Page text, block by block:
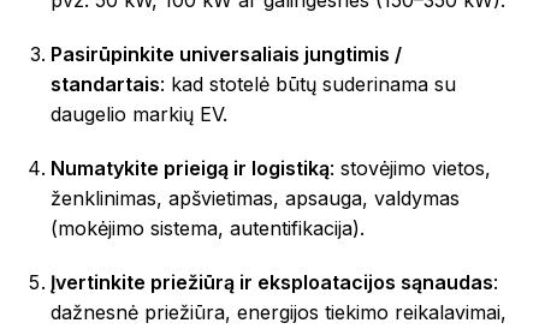
Pasirūpinkite universaliais jungtimis /
standartais: kad stotelė būtų suderinama su
daugelio markių EV.
Numatykite prieigą ir logistiką: stovėjimo vietos,
ženklinimas, apšvietimas, apsauga, valdymas
(mokėjimo sistema, autentifikacija).
Įvertinkite priežiūrą ir eksploatacijos sąnaudas:
dažnesnė priežiūra, energijos tiekimo reikalavimai,